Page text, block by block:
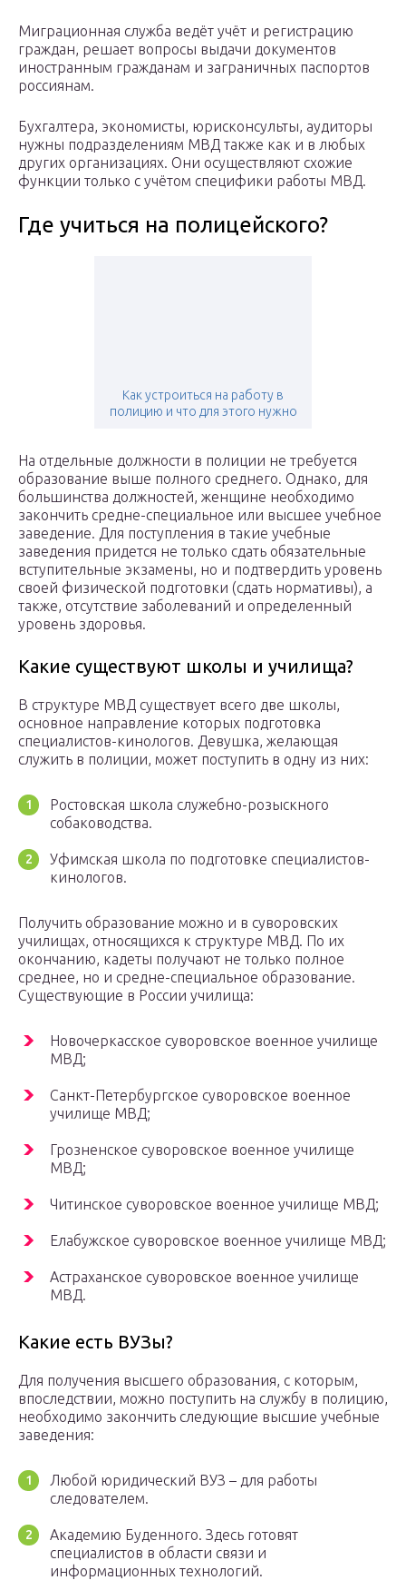
Миграционная служба ведёт учёт и регистрацию
граждан, решает вопросы выдачи документов
иностранным гражданам и заграничных паспортов
россиянам.
Бухгалтера, экономисты, юрисконсульты, аудиторы
нужны подразделениям МВД также как и в любых
других организациях. Они осуществляют схожие
функции только с учётом специфики работы МВД.
Где учиться на полицейского?
Как устроиться на работу в
полицию и что для этого нужно
На отдельные должности в полиции не требуется
образование выше полного среднего. Однако, для
большинства должностей, женщине необходимо
закончить средне-специальное или высшее учебное
заведение. Для поступления в такие учебные
заведения придется не только сдать обязательные
вступительные экзамены, но и подтвердить уровень
своей физической подготовки (сдать нормативы), а
также, отсутствие заболеваний и определенный
уровень здоровья.
Какие существуют школы и училища?
В структуре МВД существует всего две школы,
основное направление которых подготовка
специалистов-кинологов. Девушка, желающая
служить в полиции, может поступить в одну из них:
Ростовская школа служебно-розыскного
собаководства.
Уфимская школа по подготовке специалистов-
кинологов.
Получить образование можно и в суворовских
училищах, относящихся к структуре МВД. По их
окончанию, кадеты получают не только полное
среднее, но и средне-специальное образование.
Существующие в России училища:
Новочеркасское суворовское военное училище
МВД;
Санкт-Петербургское суворовское военное
училище МВД;
Грозненское суворовское военное училище
МВД;
Читинское суворовское военное училище МВД;
Елабужское суворовское военное училище МВД;
Астраханское суворовское военное училище
МВД.
Какие есть ВУЗы?
Для получения высшего образования, с которым,
впоследствии, можно поступить на службу в полицию,
необходимо закончить следующие высшие учебные
заведения:
Любой юридический ВУЗ – для работы
следователем.
Академию Буденного. Здесь готовят
специалистов в области связи и
информационных технологий.